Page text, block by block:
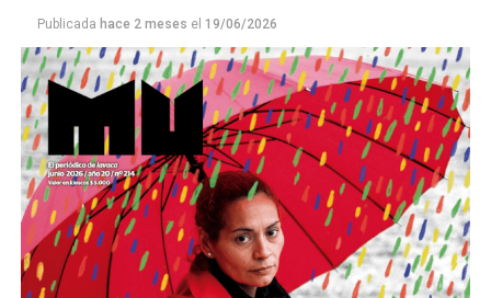
Este número 215 de MU ☝️viene con doble tapa, que
podría ser una frase:
Sin chamuyo, a remarla.
Descargar la Mu en PDF
Publicada hace 2 meses el 19/06/2026